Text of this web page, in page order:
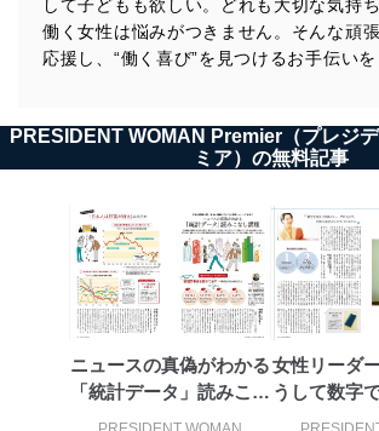
法令遵守
当社は、個人情報に関連する法令、国が定
す。
個人情報の安全管理措置
当社は、個人情報の正確性及び安全性を確
に、下記セキュリティ対策をはじめとする
施し、個人情報の漏えい、滅失またはき損
正に努めます。
アクセス制御
個人データを取り扱うことのできる
機器を取り扱う従業者を明確化し、
の不要なアクセスを防止しています
して子どもも欲しい。どれも大切な気持
働く女性は悩みがつきません。そんな頑
応援し、“働く喜び”を見つけるお手伝いを
PRESIDENT WOMAN Premier（プレジ
ミア）の無料記事
ニュースの真偽がわかる
「統計データ」読みこな
し講座
女性リーダ
うして数字
になり